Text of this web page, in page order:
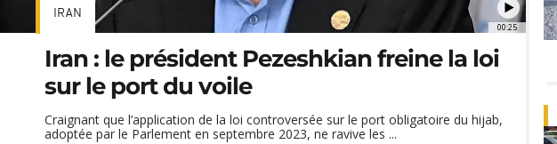
00:25
IRAN
Iran : le président Pezeshkian freine la loi
sur le port du voile
Craignant que l’application de la loi controversée sur le port obligatoire du hijab,
adoptée par le Parlement en septembre 2023, ne ravive les ...